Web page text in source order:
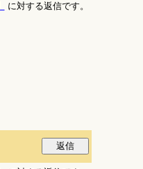
に対する返信です。